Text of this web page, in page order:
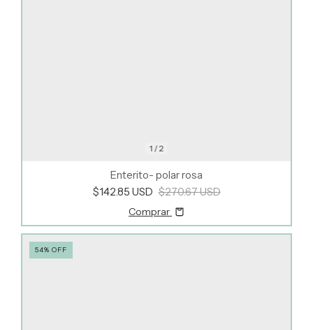
1 /2
Enterito- polar rosa
$142.85 USD $270.67 USD
Comprar
54% OFF